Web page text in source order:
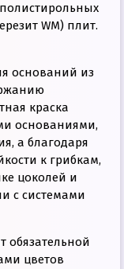
WM) плит.
оснований из
краска
основаниями,
а благодаря
к грибкам,
цоколей и
с системами
обязательной
цветов